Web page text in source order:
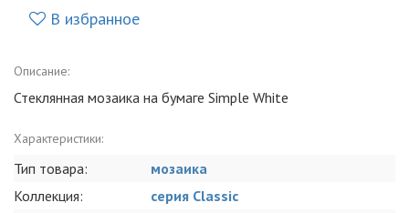
В избранное
Описание:
Стеклянная мозаика на бумаге Simple White
Характеристики:
Тип товара:
мозаика
Коллекция:
серия Classic